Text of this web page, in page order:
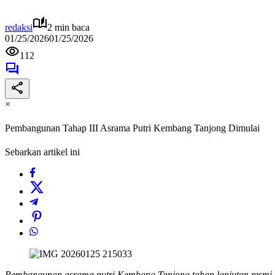
redaksi
2 min baca
01/25/202601/25/2026
112
×
Pembangunan Tahap III Asrama Putri Kembang Tanjong Dimulai
Sebarkan artikel ini